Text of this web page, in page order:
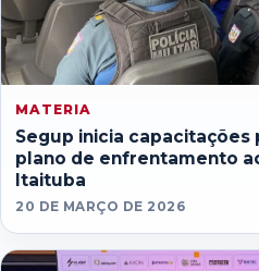
MATERIA
Segup inicia capacitações
plano de enfrentamento
Itaituba
20 DE MARÇO DE 2026